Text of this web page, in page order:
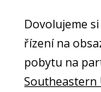
Dovolujeme
řízení na
pobytu na
Southeastern